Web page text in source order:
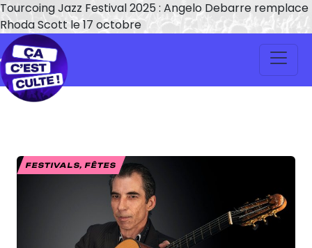
Tourcoing Jazz Festival 2025 : Angelo Debarre remplace
Rhoda Scott le 17 octobre
FESTIVALS, FÊTES